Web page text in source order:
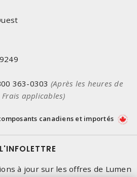
363-0303 (Après les heures de
applicables)
canadiens et importés
à jour sur les offres de Lumen